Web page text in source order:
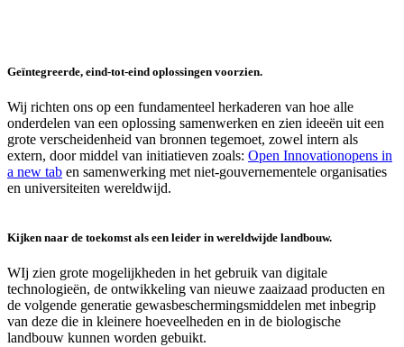
Geïntegreerde, eind-tot-eind oplossingen voorzien.
Wij richten ons op een fundamenteel herkaderen van hoe alle
onderdelen van een oplossing samenwerken en zien ideeën uit een
grote verscheidenheid van bronnen tegemoet, zowel intern als
extern, door middel van initiatieven zoals: Open Innovationopens in
a new tab en samenwerking met niet-gouvernementele organisaties
en universiteiten wereldwijd.
Kijken naar de toekomst als een leider in wereldwijde landbouw.
WIj zien grote mogelijkheden in het gebruik van digitale
technologieën, de ontwikkeling van nieuwe zaaizaad producten en
de volgende generatie gewasbeschermingsmiddelen met inbegrip
van deze die in kleinere hoeveelheden en in de biologische
landbouw kunnen worden gebuikt.